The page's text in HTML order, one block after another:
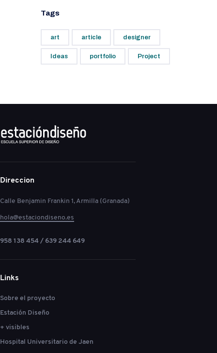
Tags
art article designer
Ideas portfolio Project
Direccion
Calle Benjamin Frankin 1, Armilla (Granada)
hola@estaciondiseno.es
958 138 454 / 639 244 649
Links
Sobre el proyecto
Estación Diseño
+ visibles
Hospital Universitario de Jaen